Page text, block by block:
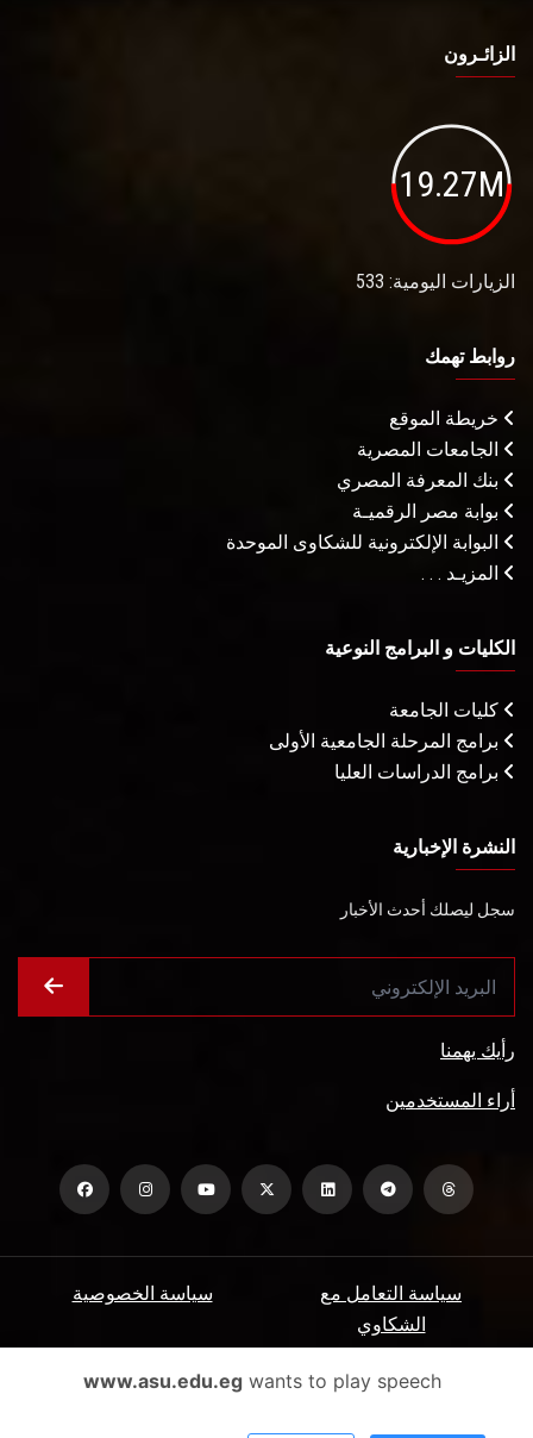
الزائـرون
19.27M
الزيارات اليومية: 533
روابط تهمك
خريطة الموقع
الجامعات المصرية
بنك المعرفة المصري
بوابة مصر الرقميـة
البوابة الإلكترونية للشكاوى الموحدة
المزيـد . . .
الكليات و البرامج النوعية
كليات الجامعة
برامج المرحلة الجامعية الأولى
برامج الدراسات العليا
النشرة الإخبارية
سجل ليصلك أحدث الأخبار
رأيك يهمنا
أراء المستخدمين
سياسة الخصوصية
سياسة التعامل مع
الشكاوي
الأسئلة الشائعة ميثاق المتعاملين www.asu.edu.egwants to play speech